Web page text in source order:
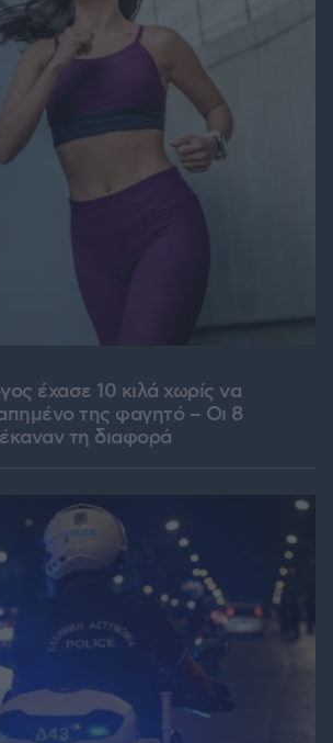
έχασε 10 κιλά χωρίς να
της φαγητό – Οι 8
τη διαφορά